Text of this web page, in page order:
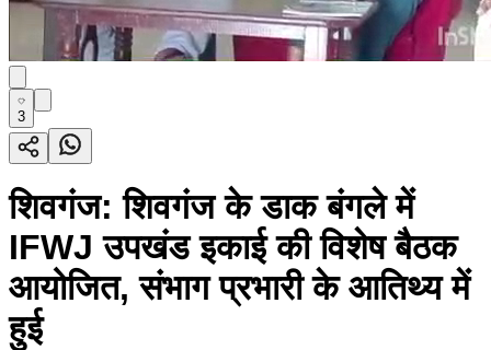
3
शिवगंज: शिवगंज के डाक बंगले में
IFWJ उपखंड इकाई की विशेष बैठक
आयोजित, संभाग प्रभारी के आतिथ्य में
हुई